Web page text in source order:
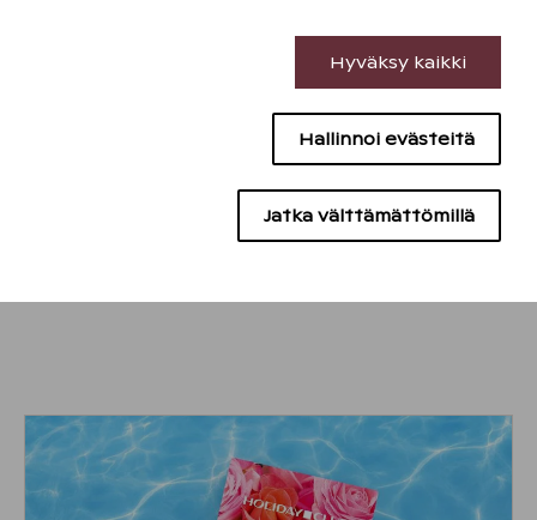
Suorituskyvyn evästeet
Sisällön kohdentamisen evästeet
Jatka välttämättömillä
Hallinnoi evästeitä
Hyväksy kaikki